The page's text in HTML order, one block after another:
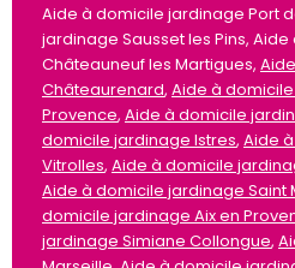
Aide à domicile jardinage Port
jardinage Sausset les Pins,
Châteauneuf les Martigues,
Châteaurenard, Aide à
Provence, Aide à domicile
domicile jardinage Istres, Aide
Vitrolles, Aide à domicile
Aide à domicile jardinage Saint
domicile jardinage Aix en
jardinage Simiane Collongue,